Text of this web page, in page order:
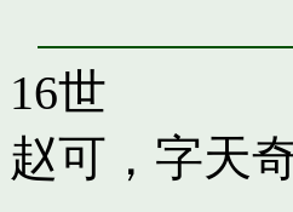
16世
赵可，字天